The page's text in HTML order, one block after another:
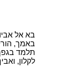
בא אל
באמך,
תלמד
לקלון,